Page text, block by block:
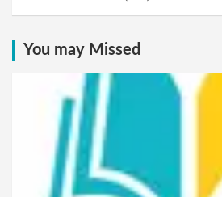
You may Missed